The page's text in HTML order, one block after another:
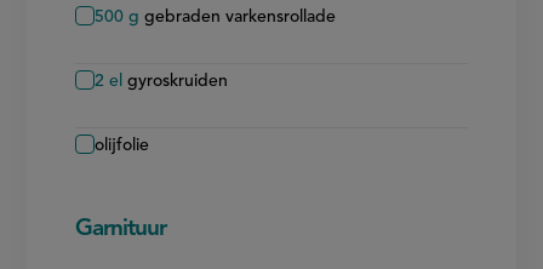
500 g gebraden varkensrollade
2 el gyroskruiden
olijfolie
Garnituur